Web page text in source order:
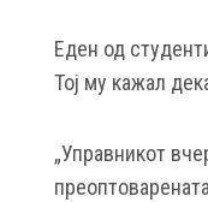
Еден од
Тој му кажал
„Управникот